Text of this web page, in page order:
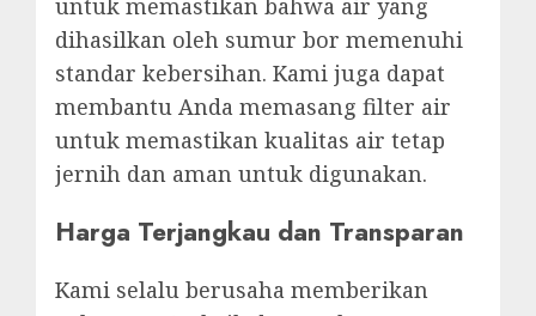
untuk memastikan bahwa air yang
dihasilkan oleh sumur bor memenuhi
standar kebersihan. Kami juga dapat
membantu Anda memasang filter air
untuk memastikan kualitas air tetap
jernih dan aman untuk digunakan.
Harga Terjangkau dan Transparan
Kami selalu berusaha memberikan